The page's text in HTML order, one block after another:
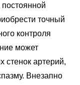
точный
контроля
может
стенок артерий,
Внезапно